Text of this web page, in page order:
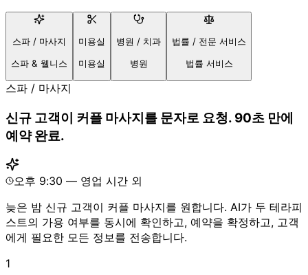
스파 / 마사지
스파 & 웰니스
미용실
미용실
병원 / 치과
병원
법률 / 전문 서비스
법률 서비스
스파 / 마사지
신규 고객이 커플 마사지를 문자로 요청. 90초 만에
예약 완료.
오후 9:30 — 영업 시간 외
늦은 밤 신규 고객이 커플 마사지를 원합니다. AI가 두 테라피
스트의 가용 여부를 동시에 확인하고, 예약을 확정하고, 고객
에게 필요한 모든 정보를 전송합니다.
1